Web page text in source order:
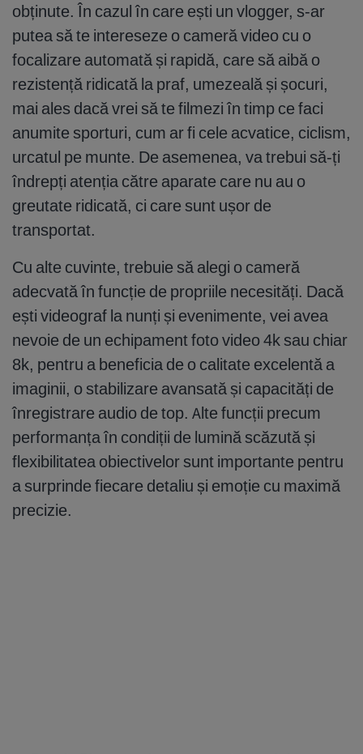
obținute. În cazul în care ești un vlogger, s-ar
putea să te intereseze o cameră video cu o
focalizare automată și rapidă, care să aibă o
rezistență ridicată la praf, umezeală și șocuri,
mai ales dacă vrei să te filmezi în timp ce faci
anumite sporturi, cum ar fi cele acvatice, ciclism,
urcatul pe munte. De asemenea, va trebui să-ți
îndrepți atenția către aparate care nu au o
greutate ridicată, ci care sunt ușor de
transportat.
Cu alte cuvinte, trebuie să alegi o cameră
adecvată în funcție de propriile necesități. Dacă
ești videograf la nunți și evenimente, vei avea
nevoie de un echipament foto video 4k sau chiar
8k, pentru a beneficia de o calitate excelentă a
imaginii, o stabilizare avansată și capacități de
înregistrare audio de top. Alte funcții precum
performanța în condiții de lumină scăzută și
flexibilitatea obiectivelor sunt importante pentru
a surprinde fiecare detaliu și emoție cu maximă
precizie.